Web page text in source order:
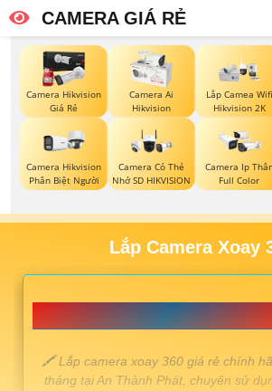
CAMERA GIÁ RẺ
Camera Hikvision
Giá Rẻ
Camera Ai
Hikvision
Lắp Camea Wifi
Hikvision 2K
Camera Hikvision
Phân Biệt Người
Camera Có Thẻ
Nhớ SD HIKVISION
Camera Ip
Full Color
Lắp Camera Xoay
️🖍 Lắp camera xoay 360 giá rẻ chính
tháng tại An Thành Phát, chuyên sử